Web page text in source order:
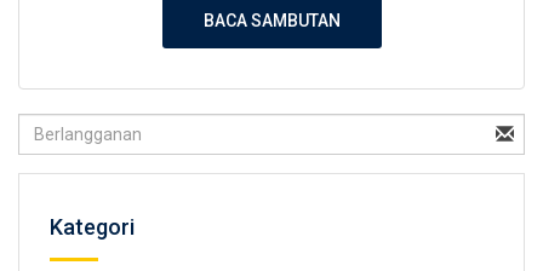
BACA SAMBUTAN
Kategori